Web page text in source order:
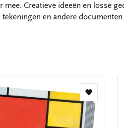
Creatieve ideeën en losse
en andere
Toevoegen
aan
verlanglijst